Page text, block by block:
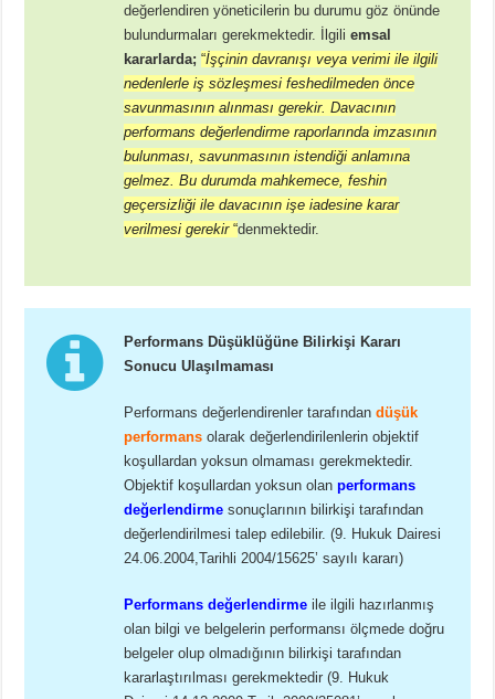
değerlendiren yöneticilerin bu durumu göz önünde
bulundurmaları gerekmektedir. İlgiliemsal
kararlarda;“İşçinin davranışı veya verimi ile ilgili
nedenlerle iş sözleşmesi feshedilmeden önce
savunmasının alınması gerekir. Davacının
performans değerlendirme raporlarında imzasının
bulunması, savunmasının istendiği anlamına
gelmez. Bu durumda mahkemece, feshin
geçersizliği ile davacının işe iadesine karar
verilmesi gerekir“denmektedir.
Performans Düşüklüğüne Bilirkişi Kararı
Sonucu Ulaşılmaması
Performans değerlendirenler tarafındandüşük
performans olarak değerlendirilenlerin objektif
koşullardan yoksun olmaması gerekmektedir.
Objektif koşullardan yoksun olanperformans
değerlendirme sonuçlarının bilirkişi tarafından
değerlendirilmesi talep edilebilir. (9. Hukuk Dairesi
24.06.2004,Tarihli 2004/15625’ sayılı kararı)
Performans değerlendirme ile ilgili hazırlanmış
olan bilgi ve belgelerin performansı ölçmede doğru
belgeler olup olmadığının bilirkişi tarafından
kararlaştırılması gerekmektedir (9. Hukuk